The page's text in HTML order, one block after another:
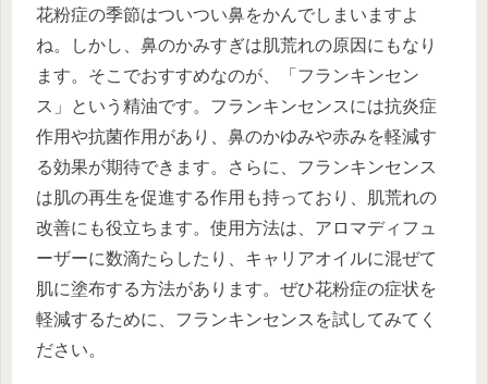
花粉症の季節はついつい鼻をかんでしまいますよ
ね。しかし、鼻のかみすぎは肌荒れの原因にもなり
ます。そこでおすすめなのが、「フランキンセン
ス」という精油です。フランキンセンスには抗炎症
作用や抗菌作用があり、鼻のかゆみや赤みを軽減す
る効果が期待できます。さらに、フランキンセンス
は肌の再生を促進する作用も持っており、肌荒れの
改善にも役立ちます。使用方法は、アロマディフュ
ーザーに数滴たらしたり、キャリアオイルに混ぜて
肌に塗布する方法があります。ぜひ花粉症の症状を
軽減するために、フランキンセンスを試してみてく
ださい。